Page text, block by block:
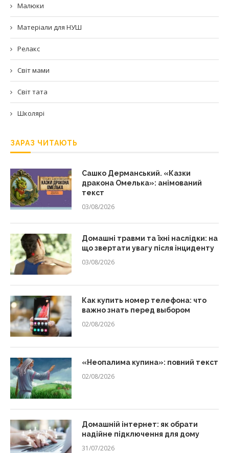
Малюки
Матеріали для НУШ
Релакс
Світ мами
Світ тата
Школярі
ЗАРАЗ ЧИТАЮТЬ
Сашко Дерманський. «Казки
дракона Омелька»: анімований
текст
03/08/2026
Домашні травми та їхні наслідки: на
що звертати увагу після інциденту
03/08/2026
Как купить номер телефона: что
важно знать перед выбором
02/08/2026
«Неопалима купина»: повний текст
02/08/2026
Домашній інтернет: як обрати
надійне підключення для дому
31/07/2026